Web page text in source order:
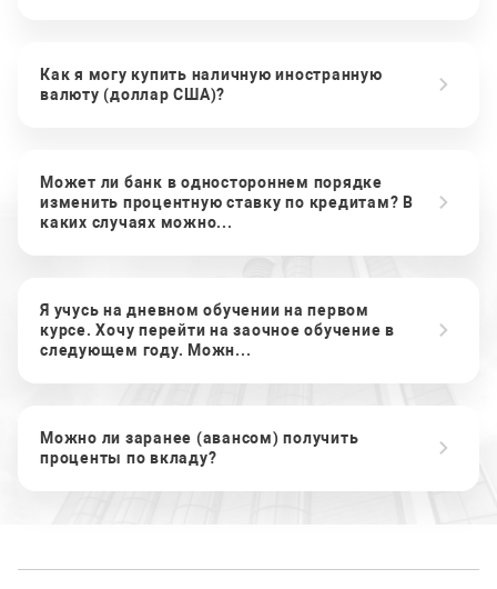
Как я могу купить наличную иностранную
валюту (доллар США)?
Может ли банк в одностороннем порядке
изменить процентную ставку по кредитам? В
каких случаях можно...
Я учусь на дневном обучении на первом
курсе. Хочу перейти на заочное обучение в
следующем году. Можн...
Можно ли заранее (авансом) получить
проценты по вкладу?